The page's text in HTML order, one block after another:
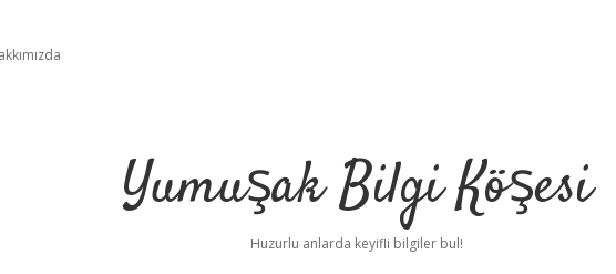
Yumuşak Bilgi Köşesi
Huzurlu anlarda keyifli bilgiler bul!